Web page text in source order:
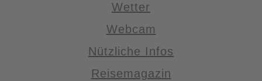
Wetter
Webcam
Nützliche Infos
Reisemagazin